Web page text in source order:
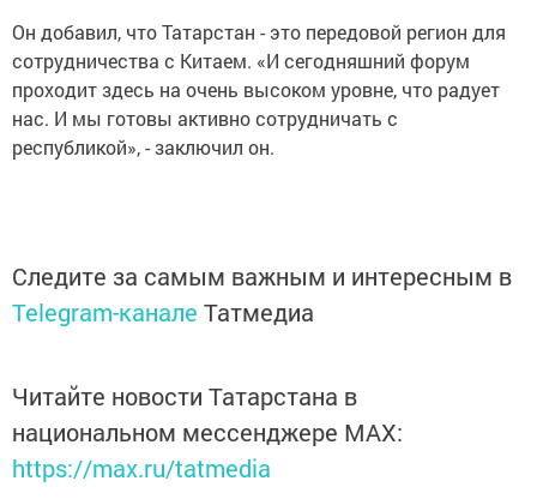
Он добавил, что Татарстан - это передовой регион для
сотрудничества с Китаем. «И сегодняшний форум
проходит здесь на очень высоком уровне, что радует
нас. И мы готовы активно сотрудничать с
республикой», - заключил он.
Следите за самым важным и интересным в
Telegram-канале Татмедиа
Читайте новости Татарстана в
национальном мессенджере MАХ:
https://max.ru/tatmedia